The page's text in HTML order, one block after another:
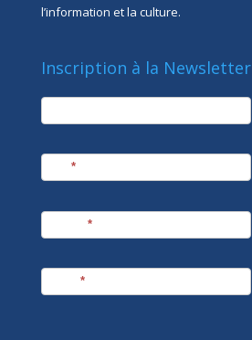
l’information et la culture.
Inscription à la Newsletter
newsletter
*
*
*